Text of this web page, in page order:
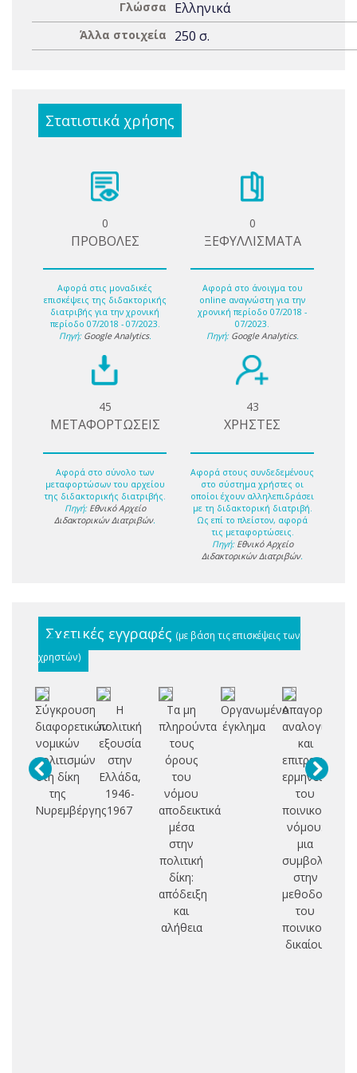
Γλώσσα Ελληνικά
Άλλα στοιχεία 250 σ.
Στατιστικά χρήσης
0
ΠΡΟΒΟΛΕΣ
Αφορά στις μοναδικές
επισκέψεις της διδακτορικής
διατριβής για την χρονική
περίοδο 07/2018 - 07/2023.
Πηγή: Google Analytics.
0
ΞΕΦΥΛΛΙΣΜΑΤΑ
Αφορά στο άνοιγμα του
online αναγνώστη για την
χρονική περίοδο 07/2018 -
07/2023.
Πηγή: Google Analytics.
45
ΜΕΤΑΦΟΡΤΩΣΕΙΣ
Αφορά στο σύνολο των
μεταφορτώσων του αρχείου
της διδακτορικής διατριβής.
Πηγή: Εθνικό Αρχείο
Διδακτορικών Διατριβών.
43
ΧΡΗΣΤΕΣ
Αφορά στους συνδεδεμένους
στο σύστημα χρήστες οι
οποίοι έχουν αλληλεπιδράσει
με τη διδακτορική διατριβή.
Ως επί το πλείστον, αφορά
τις μεταφορτώσεις.
Πηγή: Εθνικό Αρχείο
Διδακτορικών Διατριβών.
Σχετικές εγγραφές (με βάση τις επισκέψεις των
χρηστών)
Σύγκρουση
διαφορετικών
νομικών
πολιτισμών
στη δίκη
της
Νυρεμβέργης
Η
πολιτική
εξουσία
στην
Ελλάδα,
1946-
1967
Τα μη
πληρούντα
τους
όρους
του
νόμου
αποδεικτικά
μέσα
στην
πολιτική
δίκη:
απόδειξη
και
αλήθεια
Οργανωμένο
έγκλημα
αναλογία
και
επιτρεπτή
ερμηνεία
του
ποινικού
νόμου:
μια
συμβολή
στην
μεθοδολογία
του
ποινικού
δικαίου